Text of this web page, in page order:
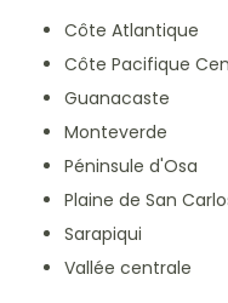
Côte Atlantique
Côte Pacifique
Guanacaste
Monteverde
Péninsule d'Osa
Plaine de San
Sarapiqui
Vallée centrale